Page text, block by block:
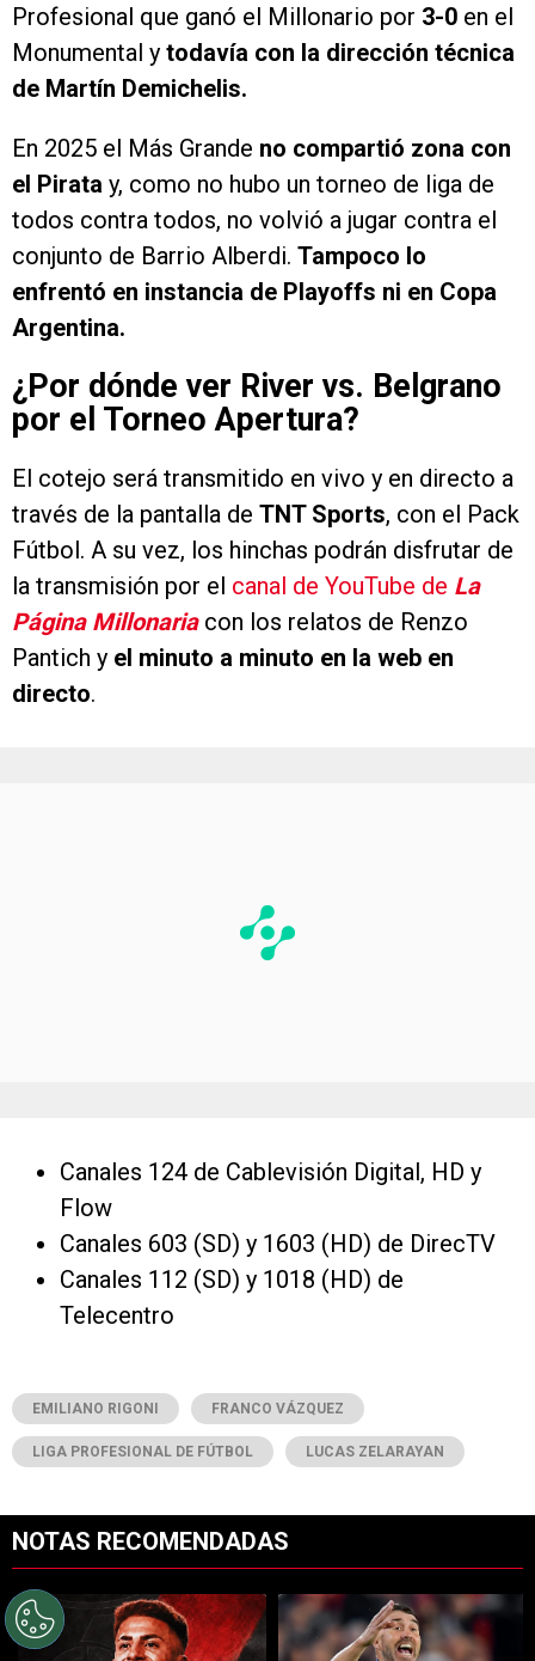
Profesional que ganó el Millonario por 3-0 en el
Monumental y todavía con la dirección técnica
de Martín Demichelis.
En 2025 el Más Grande no compartió zona con
el Pirata y, como no hubo un torneo de liga de
todos contra todos, no volvió a jugar contra el
conjunto de Barrio Alberdi. Tampoco lo
enfrentó en instancia de Playoffs ni en Copa
Argentina.
¿Por dónde ver River vs. Belgrano
por el Torneo Apertura?
El cotejo será transmitido en vivo y en directo a
través de la pantalla de TNT Sports, con el Pack
Fútbol. A su vez, los hinchas podrán disfrutar de
la transmisión por el canal de YouTube de La
Página Millonariacon los relatos de Renzo
Pantich y el minuto a minuto en la web en
directo.
Canales 124 de Cablevisión Digital, HD y
Flow
Canales 603 (SD) y 1603 (HD) de DirecTV
Canales 112 (SD) y 1018 (HD) de
Telecentro
EMILIANO RIGONI FRANCO VÁZQUEZ
LIGA PROFESIONAL DE FÚTBOL LUCAS ZELARAYAN
NOTAS RECOMENDADAS
Un artículo de tendencia con el título "Rompe el mercado: River
Un artículo de tendencia con el